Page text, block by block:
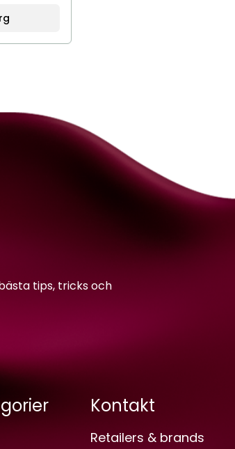
tips, tricks och
Kontakt
Retailers & brands